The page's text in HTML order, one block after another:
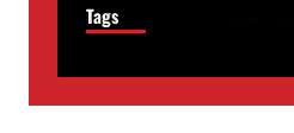
Tags